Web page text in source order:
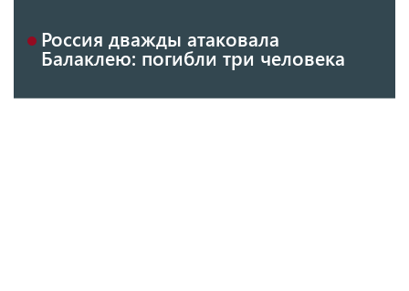
Россия дважды атаковала
Балаклею: погибли три человека